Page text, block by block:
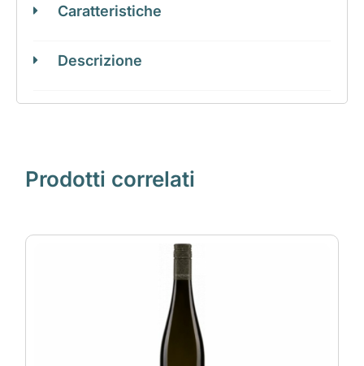
Caratteristiche
Descrizione
Prodotti correlati